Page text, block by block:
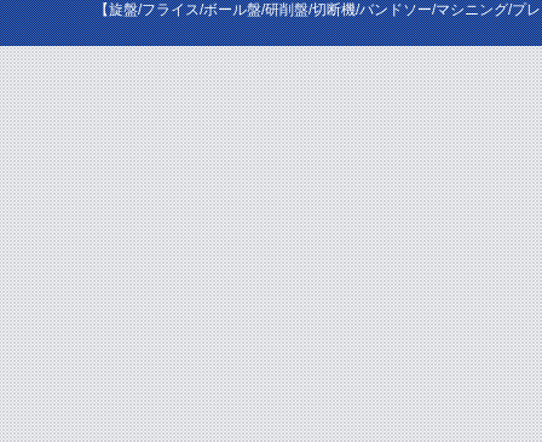
【旋盤/フライス/ボール盤/研削盤/切断機/バンドソー/マシニング/プ